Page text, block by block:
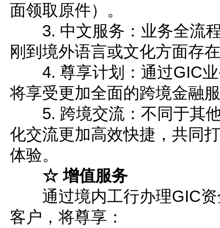
面领取原件）。
3. 中文服务：业务全流程
刚到境外语言或文化方面存
4. 尊享计划：通过GIC业
将享受更加全面的跨境金融
5. 跨境交流：不同于其他
化交流更加高效快捷，共同
体验。
☆ 增值服务
通过境内工行办理GIC资
客户，将尊享：